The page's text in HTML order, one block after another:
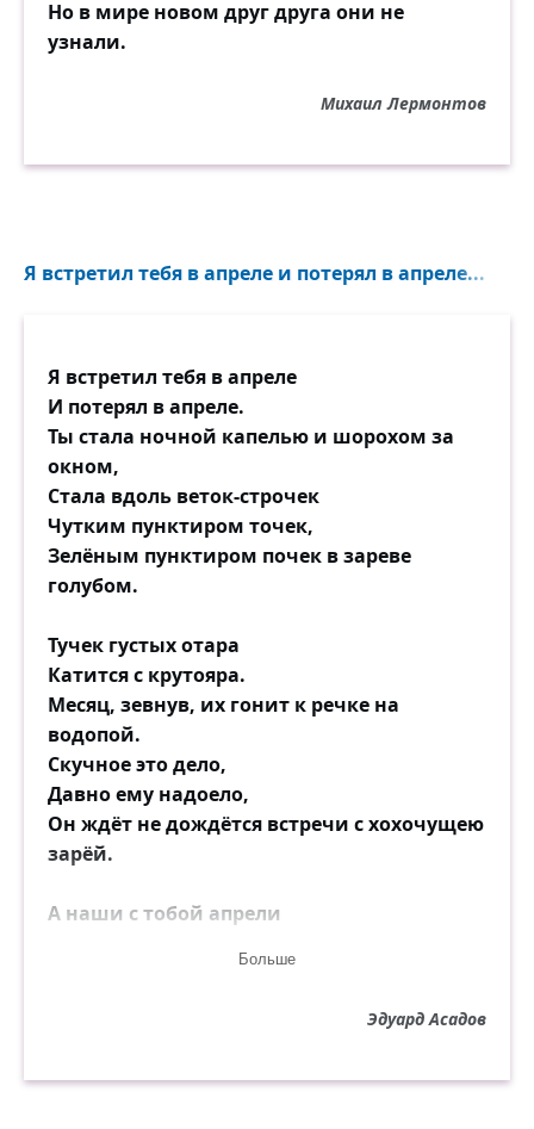
Но в мире новом друг друга они не
узнали.
Михаил Лермонтов
Я встретил тебя в апреле и потерял в апреле...
Я встретил тебя в апреле
И потерял в апреле.
Ты стала ночной капелью и шорохом за
окном,
Стала вдоль веток-строчек
Чутким пунктиром точек,
Зелёным пунктиром почек в зареве
голубом.
Тучек густых отара
Катится с крутояра.
Месяц, зевнув, их гонит к речке на
водопой.
Скучное это дело,
Давно ему надоело,
Он ждёт не дождётся встречи с хохочущею
зарёй.
А наши с тобой апрели
И наши скворцы весною не прилетят
Но как безнадёжно слово горькое:
Больше
Эдуард Асадов